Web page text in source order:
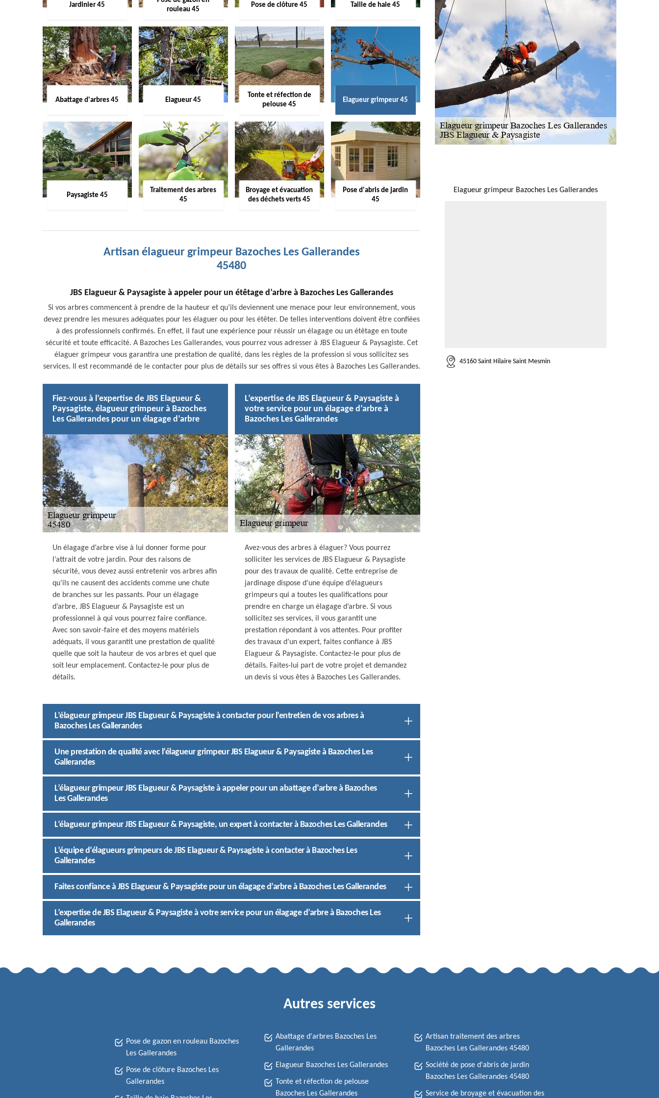
Jardinier 45
rouleau 45
Pose de clôture 45 Taille de haie 45
Abattage d'arbres 45 Elagueur 45
Tonte et réfection de
pelouse 45
Elagueur grimpeur 45
Paysagiste 45
Traitement des arbres
45
Broyage et évacuation
des déchets verts 45
Pose d'abris de jardin
45
Artisan élagueur grimpeur Bazoches Les Gallerandes
45480
JBS Elagueur & Paysagiste à appeler pour un étêtage d’arbre à Bazoches Les Gallerandes
Si vos arbres commencent à prendre de la hauteur et qu’ils deviennent une menace pour leur environnement, vous
devez prendre les mesures adéquates pour les élaguer ou pour les étêter. De telles interventions doivent être confiées
à des professionnels confirmés. En effet, il faut une expérience pour réussir un élagage ou un étêtage en toute
sécurité et toute efficacité. A Bazoches Les Gallerandes, vous pourrez vous adresser à JBS Elagueur & Paysagiste. Cet
élaguer grimpeur vous garantira une prestation de qualité, dans les règles de la profession si vous sollicitez ses
services. Il est recommandé de le contacter pour plus de détails sur ses offres si vous êtes à Bazoches Les Gallerandes.
Fiez-vous à l’expertise de JBS Elagueur &
Paysagiste, élagueur grimpeur à Bazoches
Les Gallerandes pour un élagage d’arbre
Un élagage d’arbre vise à lui donner forme pour
l’attrait de votre jardin. Pour des raisons de
sécurité, vous devez aussi entretenir vos arbres afin
qu’ils ne causent des accidents comme une chute
de branches sur les passants. Pour un élagage
d’arbre, JBS Elagueur & Paysagiste est un
professionnel à qui vous pourrez faire confiance.
Avec son savoir-faire et des moyens matériels
adéquats, il vous garantit une prestation de qualité
quelle que soit la hauteur de vos arbres et quel que
soit leur emplacement. Contactez-le pour plus de
détails.
L’expertise de JBS Elagueur & Paysagiste à
votre service pour un élagage d’arbre à
Bazoches Les Gallerandes
Avez-vous des arbres à élaguer? Vous pourrez
solliciter les services de JBS Elagueur & Paysagiste
pour des travaux de qualité. Cette entreprise de
jardinage dispose d’une équipe d’élagueurs
grimpeurs qui a toutes les qualifications pour
prendre en charge un élagage d’arbre. Si vous
sollicitez ses services, il vous garantit une
prestation répondant à vos attentes. Pour profiter
des travaux d’un expert, faites confiance à JBS
Elagueur & Paysagiste. Contactez-le pour plus de
détails. Faites-lui part de votre projet et demandez
un devis si vous êtes à Bazoches Les Gallerandes.
L’élagueur grimpeur JBS Elagueur & Paysagiste à contacter pour l’entretien de vos arbres à
Bazoches Les Gallerandes
Une prestation de qualité avec l’élagueur grimpeur JBS Elagueur & Paysagiste à Bazoches Les
Gallerandes
L’élagueur grimpeur JBS Elagueur & Paysagiste à appeler pour un abattage d’arbre à Bazoches
Les Gallerandes
L’élagueur grimpeur JBS Elagueur & Paysagiste, un expert à contacter à Bazoches Les Gallerandes
L’équipe d’élagueurs grimpeurs de JBS Elagueur & Paysagiste à contacter à Bazoches Les
Gallerandes
Faites confiance à JBS Elagueur & Paysagiste pour un élagage d’arbre à Bazoches Les Gallerandes
L’expertise de JBS Elagueur & Paysagiste à votre service pour un élagage d’arbre à Bazoches Les
Gallerandes
Elagueur grimpeur Bazoches Les Gallerandes
45160 Saint Hilaire Saint Mesmin
Autres services
Pose de gazon en rouleau Bazoches
Les Gallerandes
Pose de clôture Bazoches Les
Gallerandes
Abattage d'arbres Bazoches Les
Gallerandes
Elagueur Bazoches Les Gallerandes
Tonte et réfection de pelouse
Bazoches Les Gallerandes
Artisan traitement des arbres
Bazoches Les Gallerandes 45480
Société de pose d'abris de jardin
Bazoches Les Gallerandes 45480
Service de broyage et évacuation des